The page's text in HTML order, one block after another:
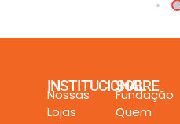
INSTITUCIONAL
Nossas
Lojas
SOBRE
Fundação
Quem